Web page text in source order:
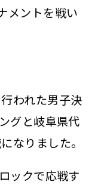
メントを戦い
われた男子決
グと岐阜県代
なりました。
ックで応戦す